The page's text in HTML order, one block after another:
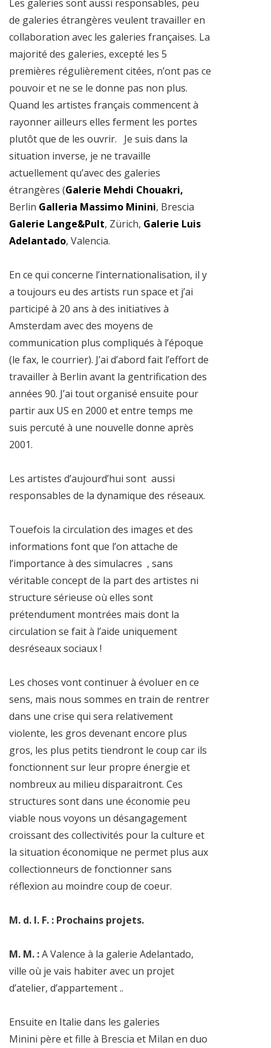
Les galeries sont aussi responsables, peu
de galeries étrangères veulent travailler en
collaboration avec les galeries françaises. La
majorité des galeries, excepté les 5
premières régulièrement citées, n’ont pas ce
pouvoir et ne se le donne pas non plus.
Quand les artistes français commencent à
rayonner ailleurs elles ferment les portes
plutôt que de les ouvrir. Je suis dans la
situation inverse, je ne travaille
actuellement qu’avec des galeries
étrangères (Galerie Mehdi Chouakri,
Berlin Galleria Massimo Minini, Brescia
Galerie Lange&Pult, Zürich, Galerie Luis
Adelantado, Valencia.
En ce qui concerne l’internationalisation, il y
a toujours eu des artists run space et j’ai
participé à 20 ans à des initiatives à
Amsterdam avec des moyens de
communication plus compliqués à l’époque
(le fax, le courrier). J’ai d’abord fait l’effort de
travailler à Berlin avant la gentrification des
années 90. J’ai tout organisé ensuite pour
partir aux US en 2000 et entre temps me
suis percuté à une nouvelle donne après
2001.
Les artistes d’aujourd’hui sont aussi
responsables de la dynamique des réseaux.
Touefois la circulation des images et des
informations font que l’on attache de
l’importance à des simulacres , sans
véritable concept de la part des artistes ni
structure sérieuse où elles sont
prétendument montrées mais dont la
circulation se fait à l’aide uniquement
desréseaux sociaux !
Les choses vont continuer à évoluer en ce
sens, mais nous sommes en train de rentrer
dans une crise qui sera relativement
violente, les gros devenant encore plus
gros, les plus petits tiendront le coup car ils
fonctionnent sur leur propre énergie et
nombreux au milieu disparaitront. Ces
structures sont dans une économie peu
viable nous voyons un désangagement
croissant des collectivités pour la culture et
la situation économique ne permet plus aux
collectionneurs de fonctionner sans
réflexion au moindre coup de coeur.
M. d. l. F. : Prochains projets.
M. M. :A Valence à la galerie Adelantado,
ville où je vais habiter avec un projet
d’atelier, d’appartement ..
Ensuite en Italie dans les galeries
Minini père et fille à Brescia et Milan en duo